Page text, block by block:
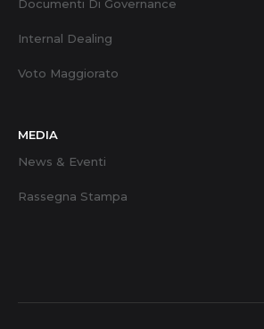
Documenti Di Governance
Internal Dealing
Voto Maggiorato
MEDIA
News & Eventi
Rassegna Stampa